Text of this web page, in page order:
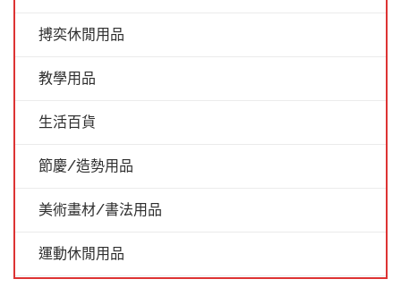
搏奕休閒用品
教學用品
生活百貨
節慶/造勢用品
美術畫材/書法用品
運動休閒用品